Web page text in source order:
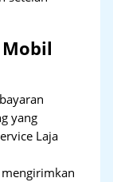
Mobil
yang
Laja